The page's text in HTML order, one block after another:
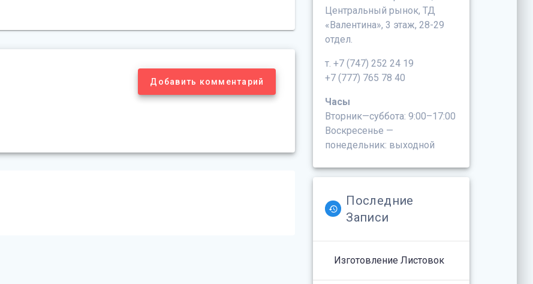
Добавить комментарий
Центральный рынок, ТД
«Валентина», 3 этаж, 28-29
отдел.
т. +7 (747) 252 24 19
+7 (777) 765 78 40
Часы
Вторник—суббота: 9:00–17:00
Воскресенье —
понедельник: выходной
Последние
Записи
Изготовление Листовок